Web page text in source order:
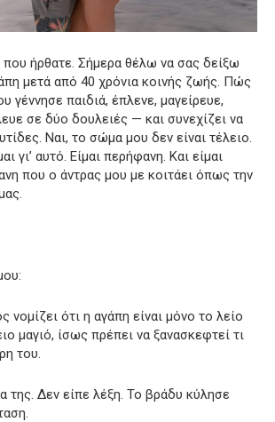
ήρθατε. Σήμερα θέλω να σας δείξω
μετά από 40 χρόνια κοινής ζωής. Πώς
γέννησε παιδιά, έπλενε, μαγείρευε,
σε δύο δουλειές — και συνεχίζει να
Ναι, το σώμα μου δεν είναι τέλειο.
γι’ αυτό. Είμαι περήφανη. Και είμαι
που ο άντρας μου με κοιτάει όπως την
νομίζει ότι η αγάπη είναι μόνο το λείο
μαγιό, ίσως πρέπει να ξανασκεφτεί τι
του.
της. Δεν είπε λέξη. Το βράδυ κύλησε